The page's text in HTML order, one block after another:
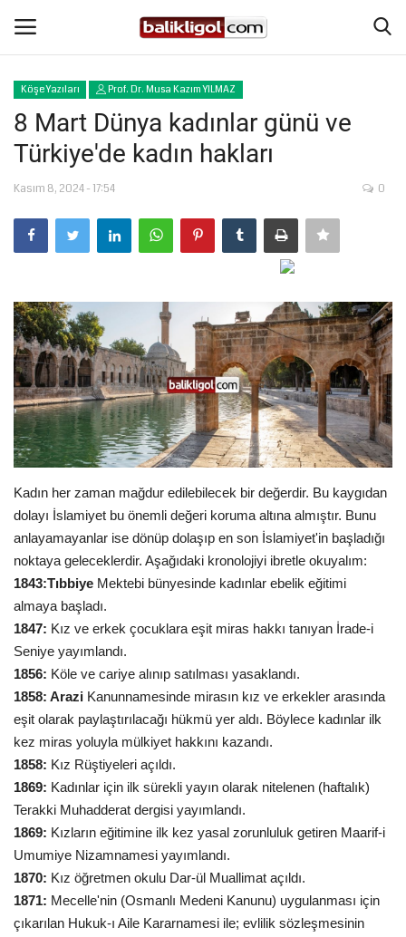
Giriş Yap Kaydol
Anasayfa
Magazin
Şanlıurfa
Eğitim
Spor
Gündem
Tekno Bilim
Ekonomi
Siyaset
Galeriler
Yaşam
Künye
Sağlık
İletişim
Kültür Sanat
Köşe Yazıları Prof. Dr. Musa Kazım YILMAZ
8 Mart Dünya kadınlar günü ve
Türkiye'de kadın hakları
Kasım 8, 2024 - 17:54 0
Kadın her zaman mağdur edilebilecek bir değerdir. Bu kaygıdan
dolayı İslamiyet bu önemli değeri koruma altına almıştır. Bunu
anlayamayanlar ise dönüp dolaşıp en son İslamiyet'in başladığı
noktaya geleceklerdir. Aşağıdaki kronolojiyi ibretle okuyalım:
1843:Tıbbiye Mektebi bünyesinde kadınlar ebelik eğitimi
almaya başladı.
1847: Kız ve erkek çocuklara eşit miras hakkı tanıyan İrade-i
Seniye yayımlandı.
1856: Köle ve cariye alınıp satılması yasaklandı.
1858: Arazi Kanunnamesinde mirasın kız ve erkekler arasında
eşit olarak paylaştırılacağı hükmü yer aldı. Böylece kadınlar ilk
kez miras yoluyla mülkiyet hakkını kazandı.
1858: Kız Rüştiyeleri açıldı.
1869: Kadınlar için ilk sürekli yayın olarak nitelenen (haftalık)
Terakki Muhadderat dergisi yayımlandı.
1869: Kızların eğitimine ilk kez yasal zorunluluk getiren Maarif-i
Umumiye Nizamnamesi yayımlandı.
1870: Kız öğretmen okulu Dar-ül Muallimat açıldı.
1871: Mecelle'nin (Osmanlı Medeni Kanunu) uygulanması için
çıkarılan Hukuk-ı Aile Kararnamesi ile; evlilik sözleşmesinin